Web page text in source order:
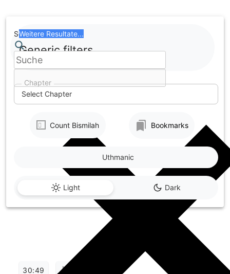
to
content
Chapter
Select Chapter
Search
Weitere Resultate...
Generic filters
Count Bismilah Bookmarks
Light Dark
Uthmanic
30:49